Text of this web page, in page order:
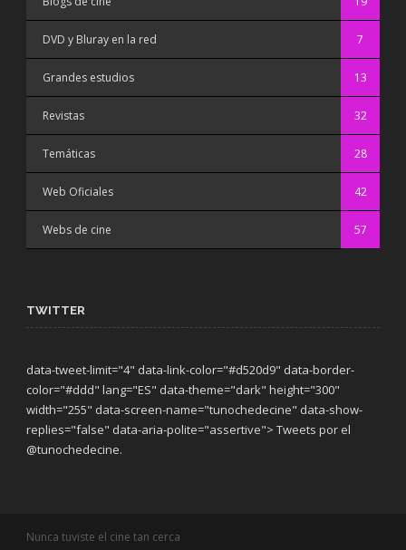
DVD y Bluray en la red 7
Grandes estudios 13
Revistas 32
Temáticas 28
Web Oficiales 42
Webs de cine 57
TWITTER
data-tweet-limit="4" data-link-color="#d520d9" data-border-
color="#ddd" lang="ES" data-theme="dark" height="300"
width="255" data-screen-name="tunochedecine" data-show-
replies="false" data-aria-polite="assertive"> Tweets por el
@tunochedecine.
Nunca tuviste el cine tan cerca